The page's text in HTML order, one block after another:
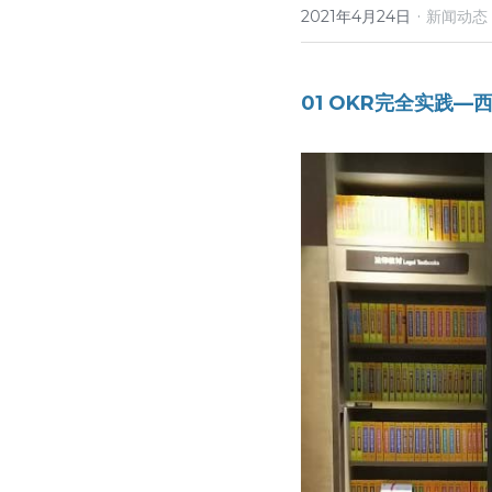
2021年4月24日 · 新闻动态
01 OKR完全实践—